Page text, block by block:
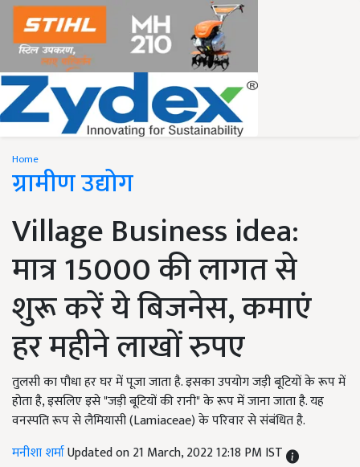
Home
ग्रामीण उद्योग
Village Business idea:
मात्र 15000 की लागत से
शुरू करें ये बिजनेस, कमाएं
हर महीने लाखों रुपए
तुलसी का पौधा हर घर में पूजा जाता है. इसका उपयोग जड़ी बूटियों के रूप में
होता है, इसलिए इसे "जड़ी बूटियों की रानी" के रूप में जाना जाता है. यह
वनस्पति रूप से लैमियासी (Lamiaceae) के परिवार से संबंधित है.
मनीशा शर्माUpdated on 21 March, 2022 12:18 PM IST